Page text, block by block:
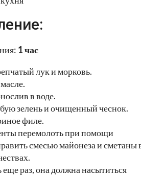
1 час
лук и морковь.
в воде.
зелень и очищенный чеснок.
филе.
перемолоть при помощи
смесью майонеза и сметаны
раз, она должна насытиться